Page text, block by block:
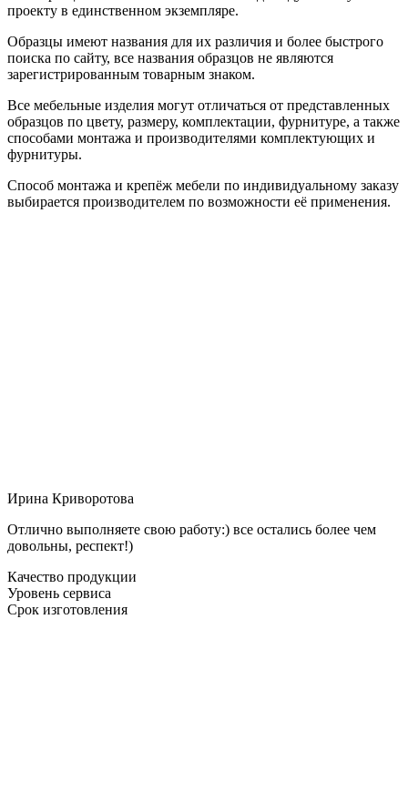
проекту в единственном экземпляре.
Образцы имеют названия для их различия и более быстрого
поиска по сайту, все названия образцов не являются
зарегистрированным товарным знаком.
Все мебельные изделия могут отличаться от представленных
образцов по цвету, размеру, комплектации, фурнитуре, а также
способами монтажа и производителями комплектующих и
фурнитуры.
Способ монтажа и крепёж мебели по индивидуальному заказу
выбирается производителем по возможности её применения.
Ирина Криворотова
Отлично выполняете свою работу:) все остались более чем
довольны, респект!)
Качество продукции
Уровень сервиса
Срок изготовления